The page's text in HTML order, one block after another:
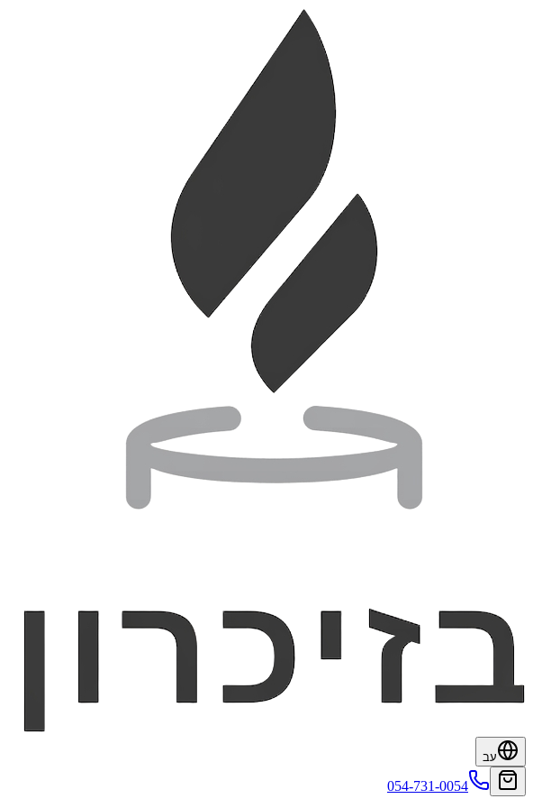
עב
054-731-0054